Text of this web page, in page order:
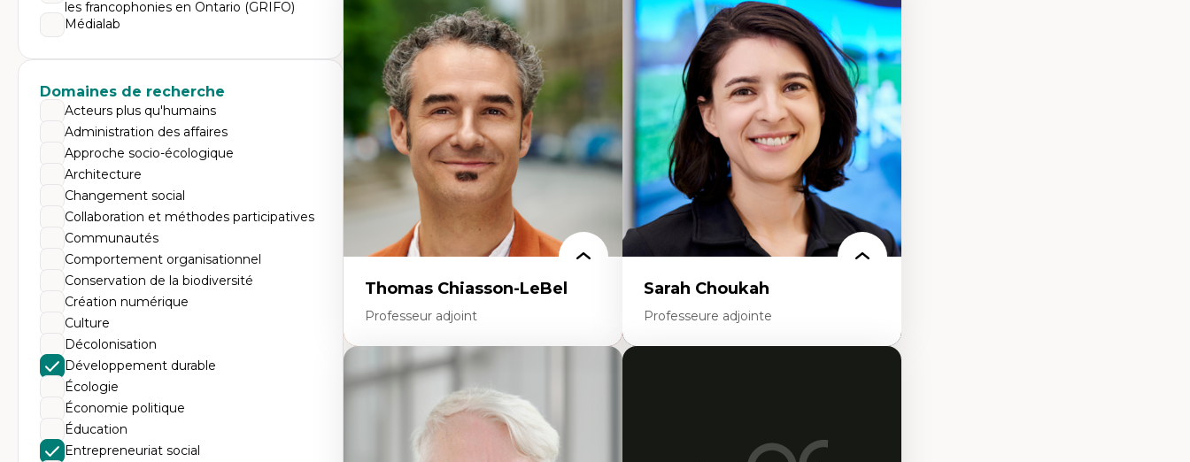
les francophonies en Ontario (GRIFO)
Médialab
Domaines de recherche
Acteurs plus qu'humains
Administration des affaires
Approche socio-écologique
Architecture
Changement social
Collaboration et méthodes participatives
Communautés
Comportement organisationnel
Conservation de la biodiversité
Création numérique
Culture
Décolonisation
Développement durable
Écologie
Économie politique
Éducation
Entrepreneuriat social
Discours sur la ville et représentations
Mosquées, formes et usages au Canada
Reconnaissance et représentations des
communautés immigrantes dans l'espace
urbain
Design architectural et urbain
Patrimoine et patrimonialisation
Études postcoloniales et décolonisation des
savoirs
Expertises
Économie circulaire
Modèles d’affaires durables
Histoire des faits économiques
Gestion durable des ressources naturelles
Écologie industrielle
Aménagement durable du territoire
Développement régional
Coopératives
Télétravail en milieu rural francophone
Transition socio-écologique
Thomas Chiasson-LeBel
Professeur adjoint
Expertises
Théories du développement
Économie politique comparée
Élites économiques
Sociologie économique
Sarah Choukah
Professeure adjointe
Bioart, programmation et électronique